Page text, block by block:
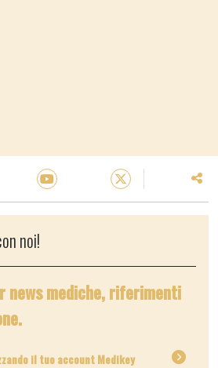
noi!
news mediche, riferimenti
il tuo account Medikey